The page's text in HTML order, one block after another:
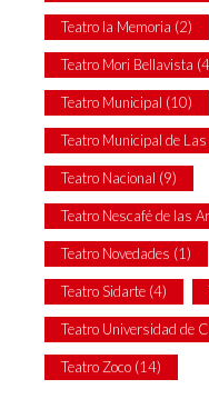
Teatro la Memoria (2)
Teatro Mori Bellavista
Teatro Municipal (10)
Teatro Municipal de
Teatro Nacional (9)
Teatro Nescafé de las
Teatro Novedades (1)
Teatro Sidarte (4)
Teatro Universidad de
Teatro Zoco (14)